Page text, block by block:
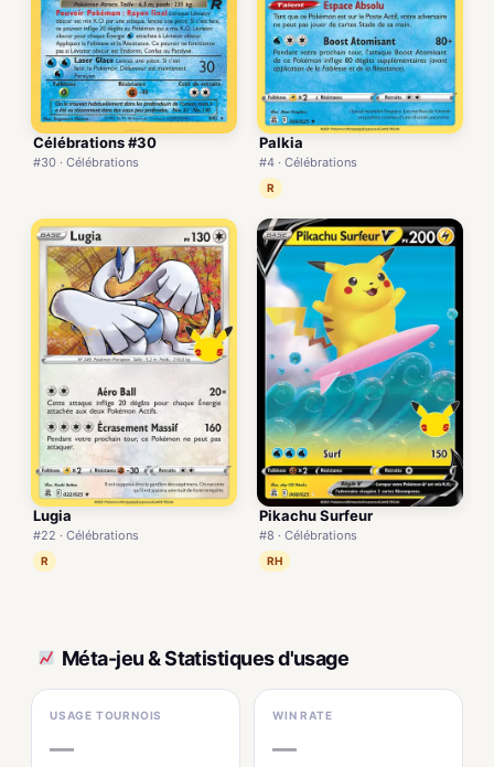
Célébrations #30
#30 · Célébrations
Palkia
#4 · Célébrations
R
Lugia
#22 · Célébrations
R
Pikachu Surfeur
#8 · Célébrations
RH
Méta-jeu & Statistiques d'usage
USAGE TOURNOIS
—
WIN RATE
—